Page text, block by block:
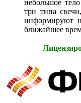
небольшое
три типа
информируют
ближайшее